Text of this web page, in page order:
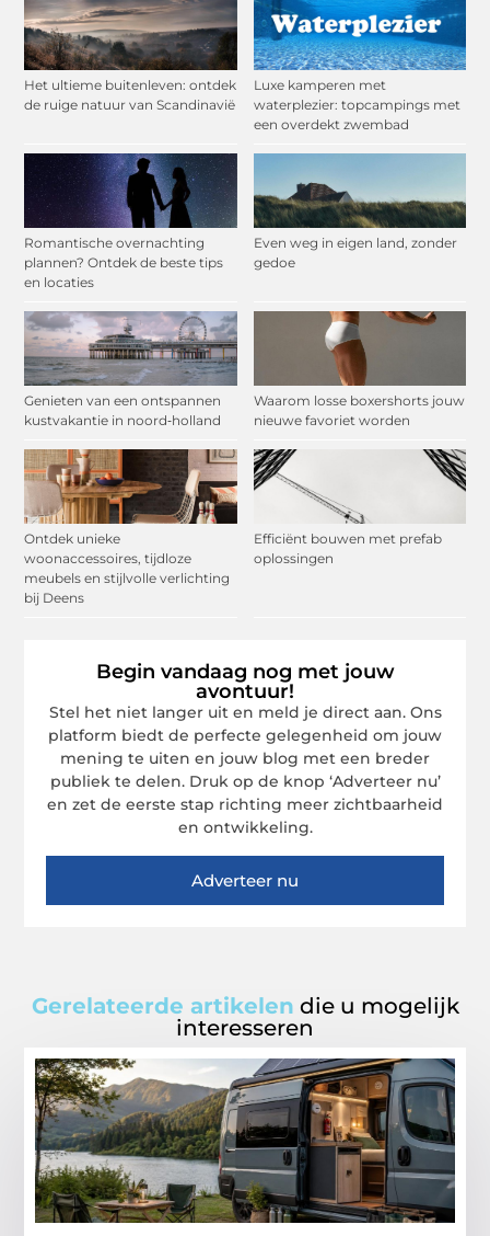
Het ultieme buitenleven: ontdek
de ruige natuur van Scandinavië
Luxe kamperen met
waterplezier: topcampings met
een overdekt zwembad
Romantische overnachting
plannen? Ontdek de beste tips
en locaties
Even weg in eigen land, zonder
gedoe
Genieten van een ontspannen
kustvakantie in noord‑holland
Waarom losse boxershorts jouw
nieuwe favoriet worden
Ontdek unieke
woonaccessoires, tijdloze
meubels en stijlvolle verlichting
bij Deens
Efficiënt bouwen met prefab
oplossingen
Begin vandaag nog met jouw
avontuur!
Stel het niet langer uit en meld je direct aan. Ons
platform biedt de perfecte gelegenheid om jouw
mening te uiten en jouw blog met een breder
publiek te delen. Druk op de knop ‘Adverteer nu’
en zet de eerste stap richting meer zichtbaarheid
en ontwikkeling.
Adverteer nu
Gerelateerde artikelen die u mogelijk
interesseren